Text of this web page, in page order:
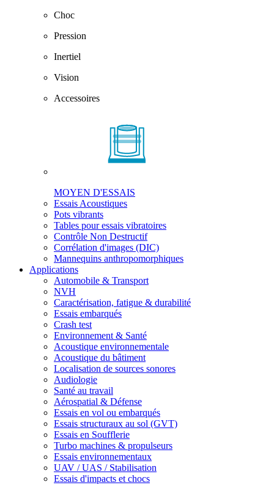
Choc
Pression
Inertiel
Vision
Accessoires
MOYEN D'ESSAIS
Essais Acoustiques
Pots vibrants
Tables pour essais vibratoires
Contrôle Non Destructif
Corrélation d'images (DIC)
Mannequins anthropomorphiques
Applications
Automobile & Transport
NVH
Caractérisation, fatigue & durabilité
Essais embarqués
Crash test
Environnement & Santé
Acoustique environnementale
Acoustique du bâtiment
Localisation de sources sonores
Audiologie
Santé au travail
Aérospatial & Défense
Essais en vol ou embarqués
Essais structuraux au sol (GVT)
Essais en Soufflerie
Turbo machines & propulseurs
Essais environnementaux
UAV / UAS / Stabilisation
Essais d'impacts et chocs